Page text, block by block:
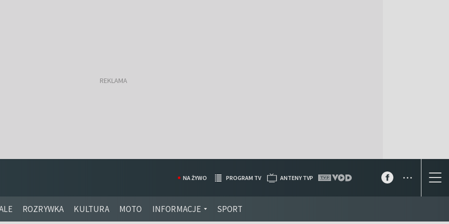
ROZRYWKA KULTURA MOTO INFORMACJE SPORT
NA ŻYWO PROGRAM TV ANTENY TVP ...